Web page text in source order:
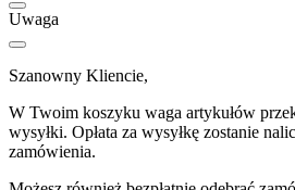
Uwaga
Szanowny Kliencie,
W Twoim koszyku waga artykułów
wysyłki. Opłata za wysyłkę zostanie
zamówienia.